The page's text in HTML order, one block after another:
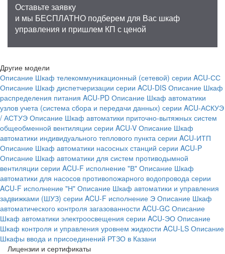
Оставьте заявку
и мы БЕСПЛАТНО подберем для Вас шкаф
управления и пришлем КП с ценой
Другие модели
Описание Шкаф телекоммуникационный (сетевой) серии ACU-СС
Описание Шкаф диспетчеризации серии ACU-DIS Описание Шкаф
распределения питания ACU-PD Описание Шкаф автоматики
узлов учета (система сбора и передачи данных) серии ACU-АСКУЭ
/ АСТУЭ Описание Шкаф автоматики приточно-вытяжных систем
общеобменной вентиляции серии ACU-V Описание Шкаф
автоматики индивидуального теплового пункта серии ACU-ИТП
Описание Шкаф автоматики насосных станций серии ACU-P
Описание Шкаф автоматики для систем противодымной
вентиляции серии ACU-F исполнение "В" Описание Шкаф
автоматики для насосов противопожарного водопровода серии
ACU-F исполнение "Н" Описание Шкаф автоматики и управления
задвижками (ШУЗ) серии ACU-F исполнение Э Описание Шкаф
автоматического контроля загазованности ACU-GC Описание
Шкаф автоматики электроосвещения серии ACU-ЭО Описание
Шкаф контроля и управления уровнем жидкости ACU-LS Описание
Шкафы ввода и присоединений РТЗО в Казани
Лицензии и сертификаты